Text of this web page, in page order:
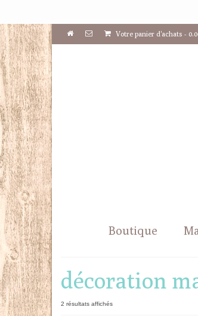
Votre panier d'achats -
Boutique
décoration
2 résultats affichésTrié